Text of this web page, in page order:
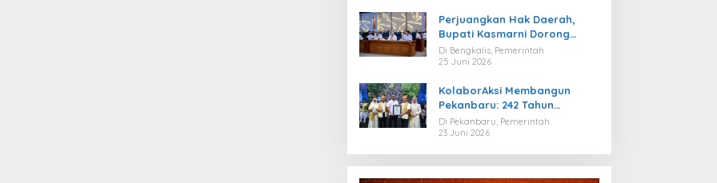
Perjuangkan Hak Daerah,
Bupati Kasmarni Dorong
BUMD PT BLJ Diprioritaskan
Kelola Migas
Di Bengkalis, Pemerintah
25 Juni 2026
KolaborAksi Membangun
Pekanbaru: 242 Tahun
Melangkah Menuju Kota yang
Lebih Maju
Di Pekanbaru, Pemerintah
23 Juni 2026